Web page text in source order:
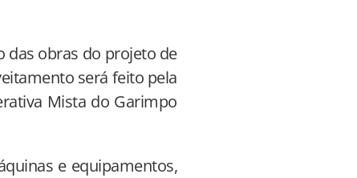
das obras do projeto de
será feito pela
Mista do Garimpo
e equipamentos,